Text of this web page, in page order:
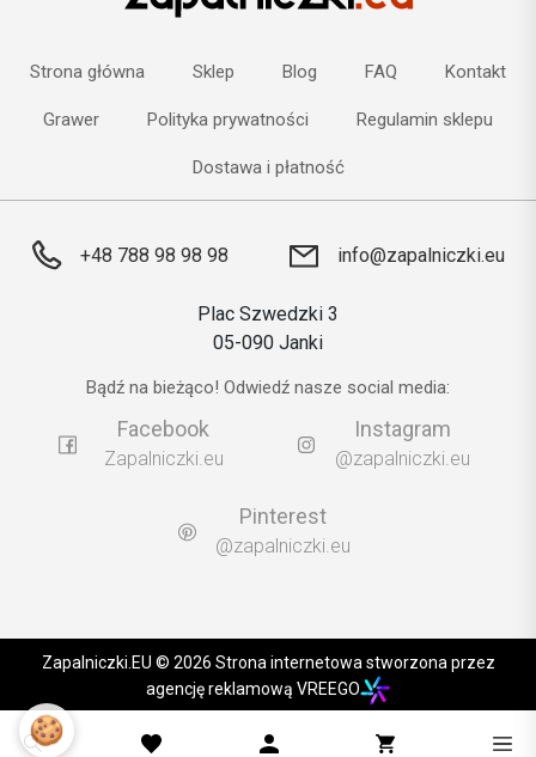
Strona główna Sklep Blog FAQ Kontakt
Grawer Polityka prywatności Regulamin sklepu
Dostawa i płatność
+48 788 98 98 98 info@zapalniczki.eu
Plac Szwedzki 3
05-090 Janki
Bądź na bieżąco! Odwiedź nasze social media:
Facebook
Zapalniczki.eu
Instagram
@zapalniczki.eu
Pinterest
@zapalniczki.eu
Zapalniczki.EU © 2026 Strona internetowa stworzona przez
agencję reklamową VREEGO
🍪